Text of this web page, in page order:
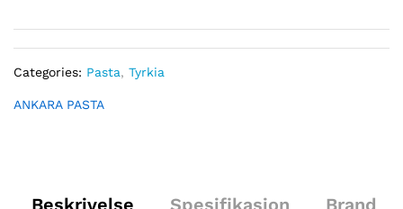
Categories: Pasta, Tyrkia
ANKARA PASTA
Beskrivelse Spesifikasjon Brand